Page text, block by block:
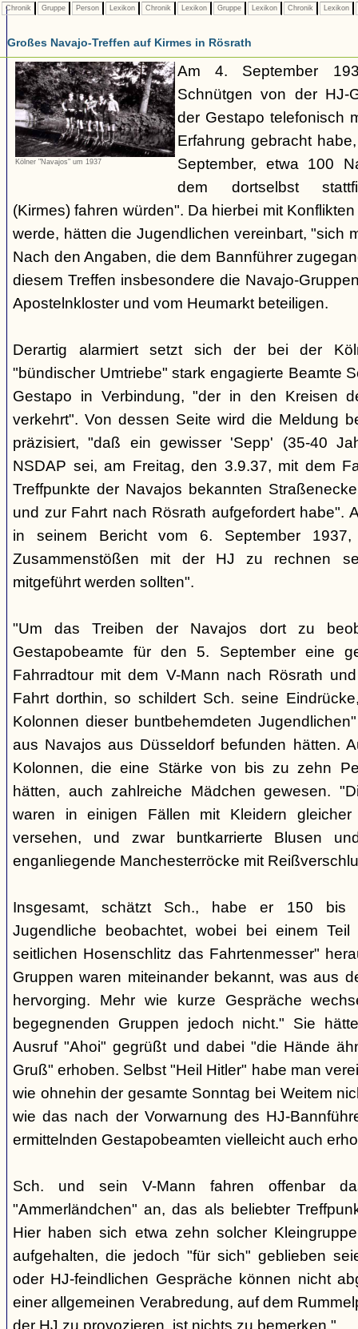
Chronik Gruppe Person Lexikon Chronik Lexikon Gruppe Lexikon Chronik Lexikon
Großes Navajo-Treffen auf Kirmes in Rösrath
Kölner "Navajos" um 1937
Am 4. September
Schnütgen von der HJ-
der Gestapo telefonisch
Erfahrung gebracht
September, etwa 100
dem dortselbst
(Kirmes) fahren würden". Da hierbei mit
werde, hätten die Jugendlichen vereinbart, "sich
Nach den Angaben, die dem Bannführer
diesem Treffen insbesondere die Navajo-
Apostelnkloster und vom Heumarkt beteiligen.
Derartig alarmiert setzt sich der bei der
"bündischer Umtriebe" stark engagierte Beamte
Gestapo in Verbindung, "der in den Kreisen
verkehrt". Von dessen Seite wird die Meldung
präzisiert, "daß ein gewisser 'Sepp' (35-40
NSDAP sei, am Freitag, den 3.9.37, mit dem
Treffpunkte der Navajos bekannten
und zur Fahrt nach Rösrath aufgefordert habe".
in seinem Bericht vom 6. September
Zusammenstößen mit der HJ zu rechnen
mitgeführt werden sollten".
"Um das Treiben der Navajos dort zu
Gestapobeamte für den 5. September eine
Fahrradtour mit dem V-Mann nach Rösrath
Fahrt dorthin, so schildert Sch. seine
Kolonnen dieser buntbehemdeten
aus Navajos aus Düsseldorf befunden hätten.
Kolonnen, die eine Stärke von bis zu zehn
hätten, auch zahlreiche Mädchen gewesen.
waren in einigen Fällen mit Kleidern
versehen, und zwar buntkarrierte Blusen
enganliegende Manchesterröcke mit
Insgesamt, schätzt Sch., habe er 150 bis
Jugendliche beobachtet, wobei bei einem
seitlichen Hosenschlitz das Fahrtenmesser"
Gruppen waren miteinander bekannt, was aus
hervorging. Mehr wie kurze Gespräche
begegnenden Gruppen jedoch nicht." Sie
Ausruf "Ahoi" gegrüßt und dabei "die Hände
Gruß" erhoben. Selbst "Heil Hitler" habe man
wie ohnehin der gesamte Sonntag bei Weitem
wie das nach der Vorwarnung des HJ-
ermittelnden Gestapobeamten vielleicht auch
Sch. und sein V-Mann fahren offenbar
"Ammerländchen" an, das als beliebter
Hier haben sich etwa zehn solcher
aufgehalten, die jedoch "für sich" geblieben
oder HJ-feindlichen Gespräche können nicht
einer allgemeinen Verabredung, auf dem
der HJ zu provozieren, ist nichts zu bemerken."